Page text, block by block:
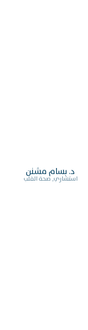
د. بسام مشنن
استشاري, صحة القلب